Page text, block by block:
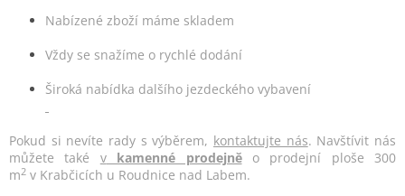
Nabízené zboží máme skladem
Vždy se snažíme o rychlé dodání
Široká nabídka dalšího jezdeckého vybavení
Pokud si nevíte rady s výběrem, kontaktujte nás. Navštívit nás
můžete také vkamenné prodejněo prodejní ploše 300
m2 v Krabčicích u Roudnice nad Labem.